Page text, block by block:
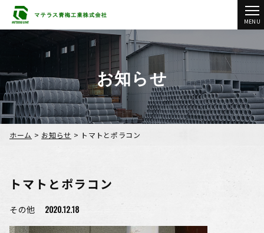
MENU
お知らせ
ホーム > お知らせ > トマトとポラコン
トマトとポラコン
その他 2020.12.18